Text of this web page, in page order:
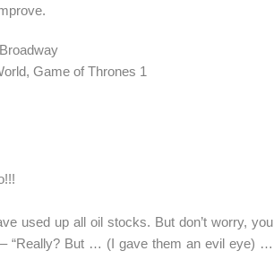
Game of Thrones 1
used up all oil stocks. But don’t worry, you
– “Really? But … (I gave them an evil eye) …